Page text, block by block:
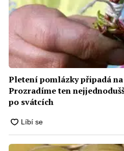
Pletení pomlázky připadá
Prozradíme ten
po svátcích